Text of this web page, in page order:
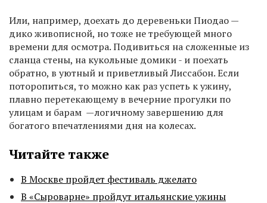
Или, например, доехать до деревеньки Пиодао —
дико живописной, но тоже не требующей много
времени для осмотра. Подивиться на сложенные из
сланца стены, на кукольные домики - и поехать
обратно, в уютный и приветливый Лиссабон. Если
поторопиться, то можно как раз успеть к ужину,
плавно перетекающему в вечерние прогулки по
улицам и барам —логичному завершению для
богатого впечатлениями дня на колесах.
Читайте также
В Москве пройдет фестиваль джелато
В «Сыроварне» пройдут итальянские ужины